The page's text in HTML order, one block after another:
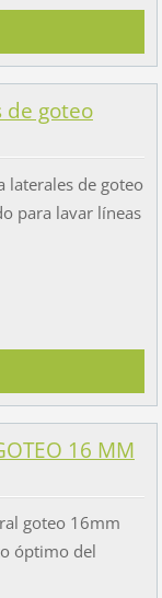
de goteo
laterales de goteo
para lavar líneas
16 MM
goteo 16mm
óptimo del